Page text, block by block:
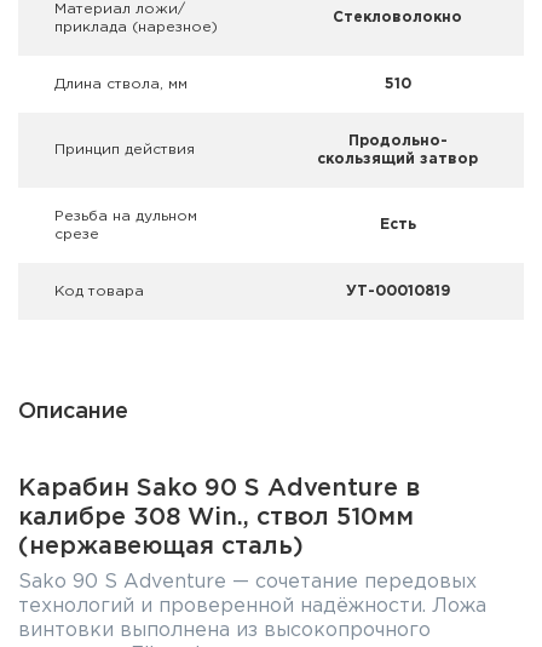
Комплекты
Материал ложи/
приклада (нарезное)
Стекловолокно
Длина ствола, мм 510
Принцип действия
Продольно-
скользящий затвор
Резьба на дульном
срезе
Есть
Код товара УТ-00010819
Описание
Карабин Sako 90 S Adventure в
калибре 308 Win., ствол 510мм
(нержавеющая сталь)
Sako 90 S Adventure — сочетание передовых
технологий и проверенной надёжности. Ложа
винтовки выполнена из высокопрочного